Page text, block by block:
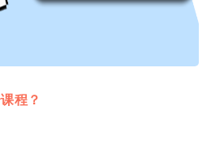
程？